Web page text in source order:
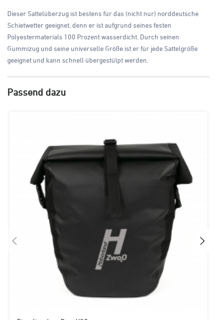
Dieser Sattelüberzug ist bestens für das (nicht nur) norddeutsche
Schietwetter geeignet, denn er ist aufgrund seines festen
Polyestermaterials 100 Prozent wasserdicht. Durch seinen
Gummizug und seine universelle Größe ist er für jede Sattelgröße
geeignet und kann schnell übergestülpt werden.
Passend dazu